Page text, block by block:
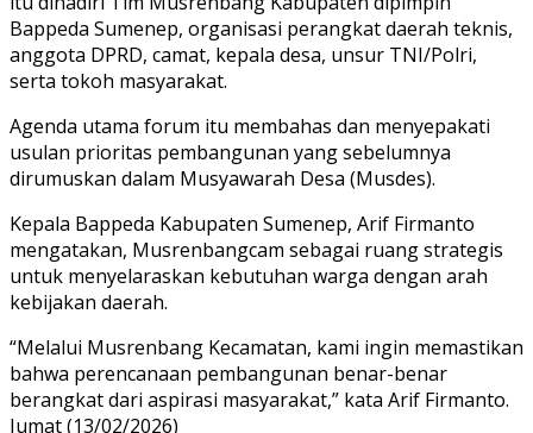
Bappeda Sumenep, organisasi perangkat daerah teknis,
anggota DPRD, camat, kepala desa, unsur TNI/Polri,
serta tokoh masyarakat.
Agenda utama forum itu membahas dan menyepakati
usulan prioritas pembangunan yang sebelumnya
dirumuskan dalam Musyawarah Desa (Musdes).
Kepala Bappeda Kabupaten Sumenep, Arif Firmanto
mengatakan, Musrenbangcam sebagai ruang strategis
untuk menyelaraskan kebutuhan warga dengan arah
kebijakan daerah.
“Melalui Musrenbang Kecamatan, kami ingin memastikan
bahwa perencanaan pembangunan benar-benar
berangkat dari aspirasi masyarakat,” kata Arif Firmanto.
Jumat (13/02/2026)